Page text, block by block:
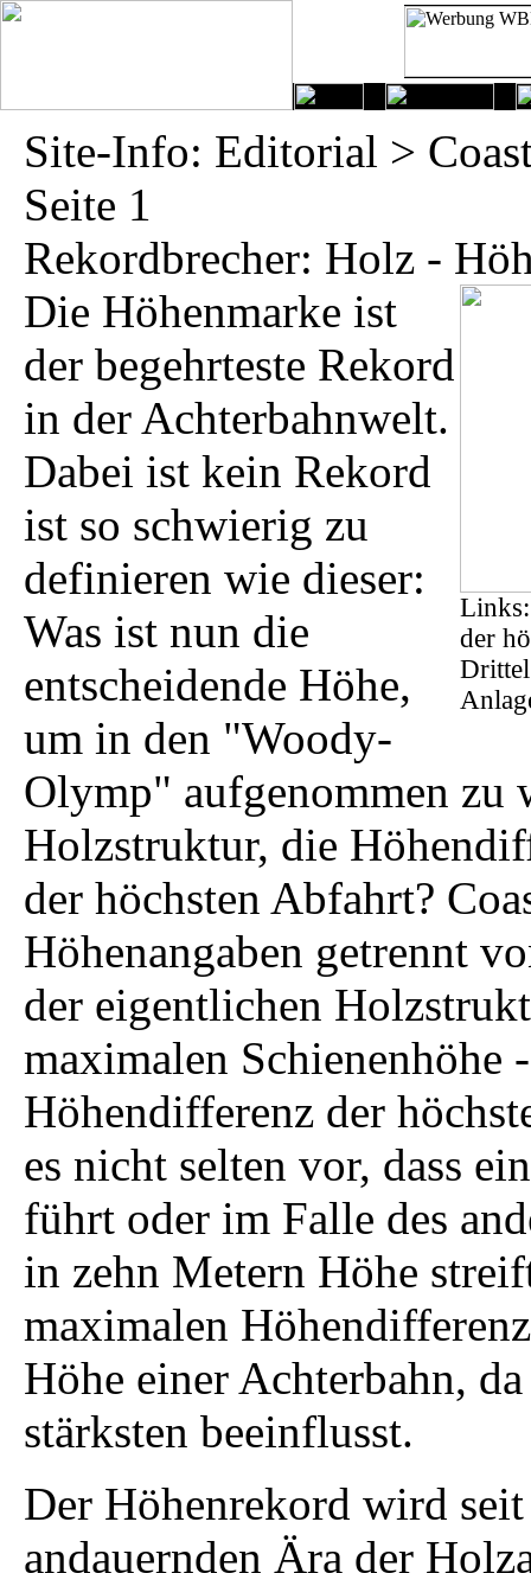
Site-Info: Editorial >
Seite 1
Rekordbrecher: Holz -
der
Die Höhenmarke ist
der begehrteste Rekord
in der Achterbahnwelt.
Dabei ist kein Rekord
ist so schwierig zu
definieren wie dieser:
Was ist nun die
entscheidende Höhe,
um in den "Woody-
Olymp" aufgenommen zu
Holzstruktur, die
der höchsten Abfahrt?
Höhenangaben getrennt
der eigentlichen
maximalen Schienenhöhe
Höhendifferenz der
es nicht selten vor, dass
führt oder im Falle des
in zehn Metern Höhe
maximalen
Höhe einer Achterbahn,
stärksten beeinflusst.
Der Höhenrekord wird
andauernden Ära der